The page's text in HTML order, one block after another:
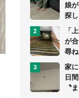
娘
探し
「
が
尋
ま
家
日
〝